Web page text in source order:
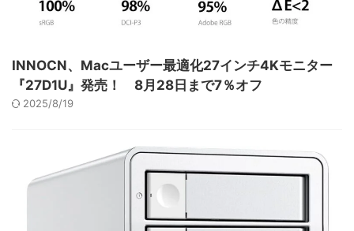
INNOCN、Macユーザー最適化27インチ4Kモニター
『27D1U』発売！ 8月28日まで7％オフ
2025/8/19